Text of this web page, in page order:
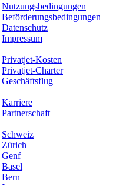
Nutzungsbedingungen
Beförderungsbedingungen
Datenschutz
Impressum
Privatjet-Kosten
Privatjet-Charter
Geschäftsflug
Karriere
Partnerschaft
Schweiz
Zürich
Genf
Basel
Bern